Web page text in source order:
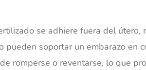
se adhiere fuera del útero,
soportar un embarazo en
romperse o reventarse, lo que